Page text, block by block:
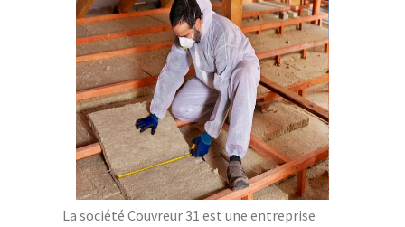
La société Couvreur 31 est une entreprise